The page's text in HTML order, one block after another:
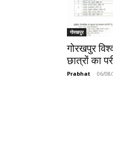
गोरखपुर
गोरखपुर
छात्रों का
Prabhat - 06/